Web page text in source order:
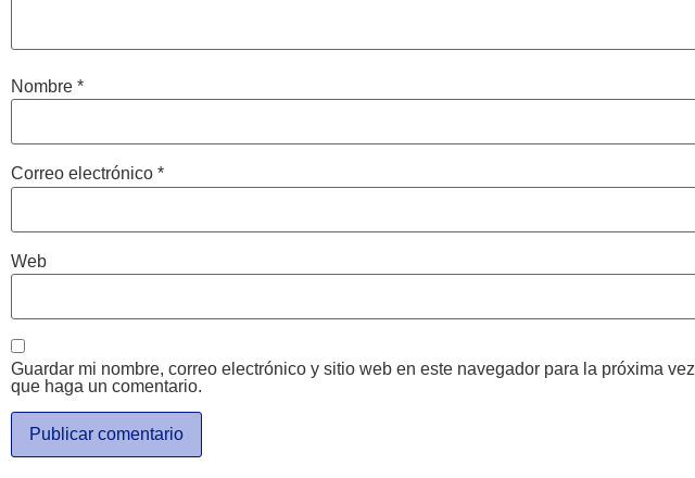
Nombre *
Correo electrónico *
Web
Guardar mi nombre, correo electrónico y sitio web en este navegador para la próxima vez
que haga un comentario.